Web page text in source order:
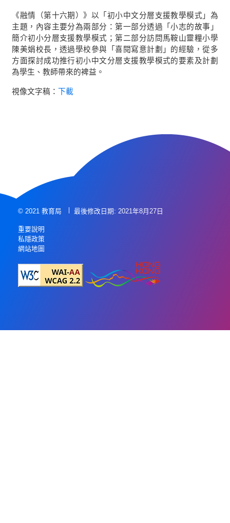
《融情（第十六期）》以「初小中文分層支援教學模式」為
主題，內容主要分為兩部分：第一部分透過「小志的故事」
簡介初小分層支援教學模式；第二部分訪問馬鞍山靈糧小學
陳美娟校長，透過學校參與「喜閱寫意計劃」的經驗，從多
方面探討成功推行初小中文分層支援教學模式的要素及計劃
為學生、教師帶來的裨益。
視像文字稿： 下載
© 2021 教育局 最後修改日期: 2021年8月27日
重要說明
私隱政策
網站地圖